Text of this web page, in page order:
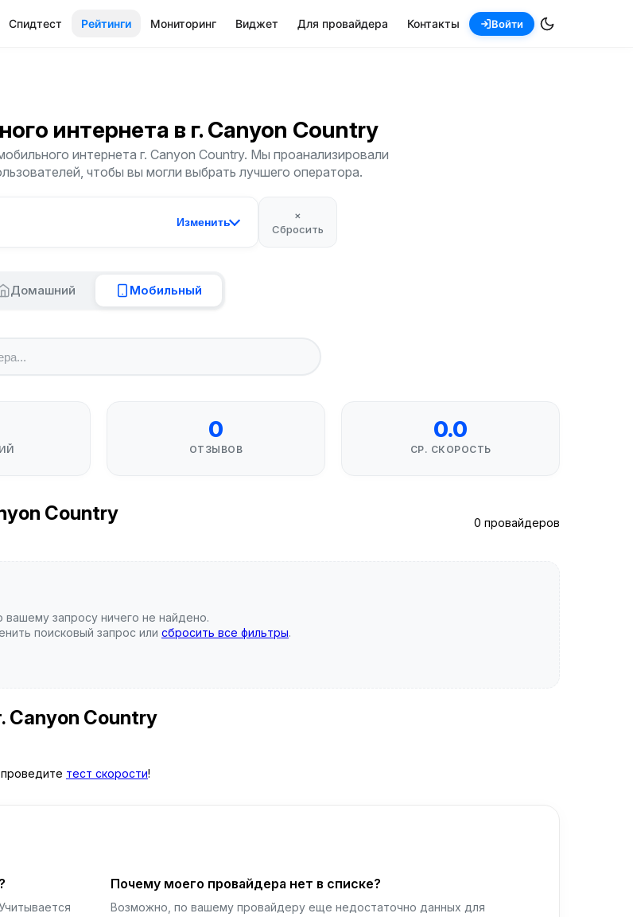
Спидтест Рейтинги Мониторинг Виджет Для провайдера Контакты Войти
интернета в г. Canyon Country
интернета г. Canyon Country. Мы проанализировали
чтобы вы могли выбрать лучшего оператора.
Изменить
×
Сбросить
Домашний Мобильный
0
ОТЗЫВОВ
0.0
СР. СКОРОСТЬ
Country 0 провайдеров
вашему запросу ничего не найдено.
поисковый запрос или сбросить все фильтры.
Canyon Country
тест скорости!
Почему моего провайдера нет в списке?
Возможно, по вашему провайдеру еще недостаточно данных для